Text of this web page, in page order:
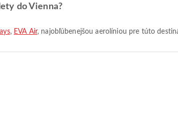
do Vienna?
, EVA Air, najobľúbenejšou aerolíniou pre túto